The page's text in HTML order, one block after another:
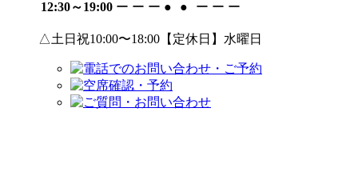
12:30～19:00 ー ー ー ● ● ー ー ー
△土日祝10:00〜18:00【定休日】水曜日